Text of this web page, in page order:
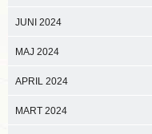
JUNI 2024
MAJ 2024
APRIL 2024
MART 2024